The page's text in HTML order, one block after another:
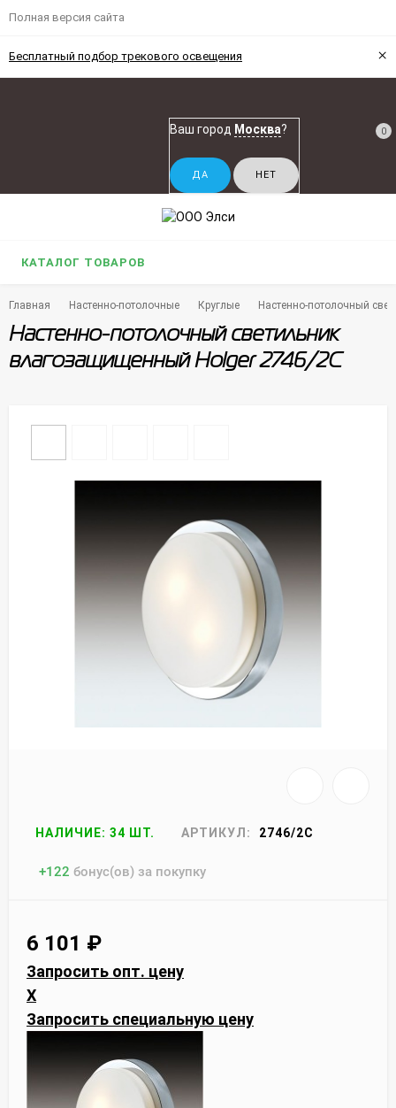
Полная версия сайта
Бесплатный подбор трекового освещения ×
Ваш город Москва? 0
КАТАЛОГ ТОВАРОВ
Главная Настенно-потолочные Круглые Настенно-потолочный
Настенно-потолочный светильник
влагозащищенный Holger 2746/2C
НАЛИЧИЕ: 34 ШТ. АРТИКУЛ: 2746/2C
+122 бонус(ов) за покупку
6 101 ₽
Запросить опт. цену
X
Запросить специальную цену